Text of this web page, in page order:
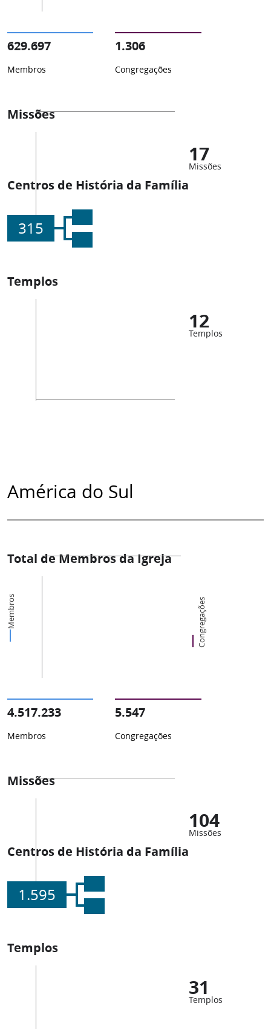
629.697
Membros
1.306
Congregações
Missões
17
Missões
Centros de História da Família
315
Templos
12
Templos
América do Sul
Total de Membros da Igreja
Membros Congregações
4.517.233
Membros
5.547
Congregações
Missões
104
Missões
Centros de História da Família
1.595
Templos
31
Templos